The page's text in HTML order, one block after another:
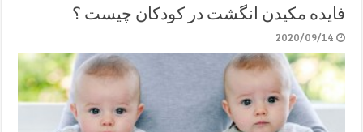
فایده مکیدن انگشت در کودکان چیست ؟
2020/09/14